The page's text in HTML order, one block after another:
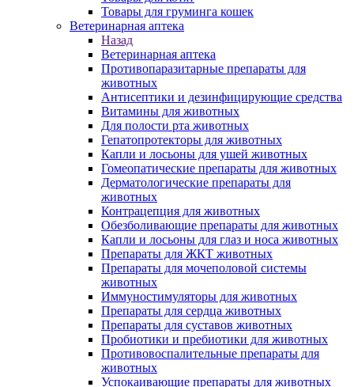
Товары для груминга кошек
Ветеринарная аптека
Назад
Ветеринарная аптека
Противопаразитарные препараты для
животных
Антисептики и дезинфицирующие средства
Витамины для животных
Для полости рта животных
Гепатопротекторы для животных
Капли и лосьоны для ушей животных
Гомеопатические препараты для животных
Дерматологические препараты для
животных
Контрацепция для животных
Обезболивающие препараты для животных
Капли и лосьоны для глаз и носа животных
Препараты для ЖКТ животных
Препараты для мочеполовой системы
животных
Иммуностимуляторы для животных
Препараты для сердца животных
Препараты для суставов животных
Пробиотики и пребиотики для животных
Противовоспалительные препараты для
животных
Успокаивающие препараты для животных